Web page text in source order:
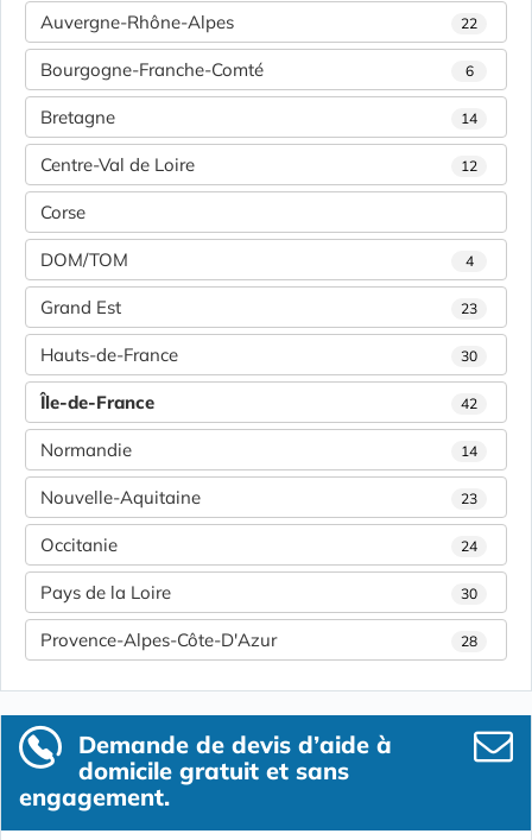
Auvergne-Rhône-Alpes 22
Bourgogne-Franche-Comté 6
Bretagne 14
Centre-Val de Loire 12
Corse
DOM/TOM 4
Grand Est 23
Hauts-de-France 30
Île-de-France 42
Normandie 14
Nouvelle-Aquitaine 23
Occitanie 24
Pays de la Loire 30
Provence-Alpes-Côte-D'Azur 28
Demande de devis d’aide à
domicile gratuit et sans
engagement.